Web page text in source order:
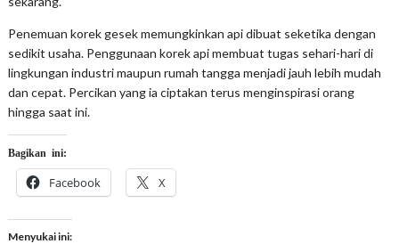
Penemuan korek gesek memungkinkan api dibuat seketika dengan
sedikit usaha. Penggunaan korek api membuat tugas sehari-hari di
lingkungan industri maupun rumah tangga menjadi jauh lebih mudah
dan cepat. Percikan yang ia ciptakan terus menginspirasi orang
hingga saat ini.
Bagikan ini:
Facebook X
Menyukai ini: